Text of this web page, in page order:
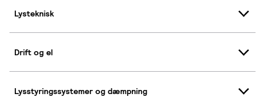
Lysteknisk
Drift og el
Lysstyringssystemer og dæmpning